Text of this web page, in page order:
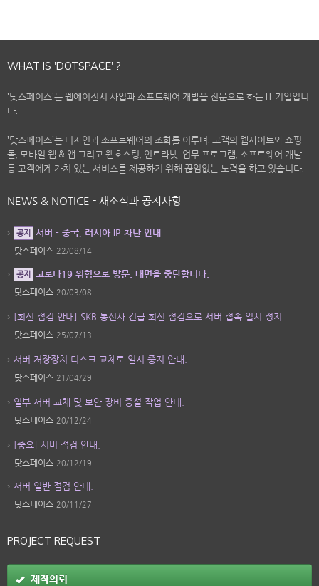
WHAT IS 'DOTSPACE' ?
'닷스페이스'는 웹에이전시 사업과 소프트웨어 개발을 전문으로 하는 IT 기업입니
다.
'닷스페이스'는 디자인과 소프트웨어의 조화를 이루며, 고객의 웹사이트와 쇼핑
몰, 모바일 웹 & 앱 그리고 웹호스팅, 인트라넷, 업무 프로그램, 소프트웨어 개발
등 고객에게 가치 있는 서비스를 제공하기 위해 끊임없는 노력을 하고 있습니다.
NEWS & NOTICE - 새소식과 공지사항
공지 서버 - 중국, 러시아 IP 차단 안내
닷스페이스 22/08/14
공지 코로나19 위험으로 방문, 대면을 중단합니다.
닷스페이스 20/03/08
[회선 점검 안내] SKB 통신사 긴급 회선 점검으로 서버 접속 일시 정지
닷스페이스 25/07/13
서버 저장장치 디스크 교체로 일시 중지 안내.
닷스페이스 21/04/29
일부 서버 교체 및 보안 장비 증설 작업 안내.
닷스페이스 20/12/24
[중요] 서버 점검 안내.
닷스페이스 20/12/19
서버 일반 점검 안내.
닷스페이스 20/11/27
PROJECT REQUEST
제작의뢰